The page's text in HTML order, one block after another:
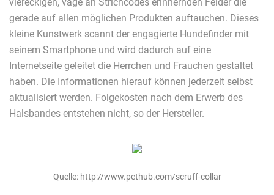
gerade auf allen möglichen Produkten auftauchen. Dieses
kleine Kunstwerk scannt der engagierte Hundefinder mit
seinem Smartphone und wird dadurch auf eine
Internetseite geleitet die Herrchen und Frauchen gestaltet
haben. Die Informationen hierauf können jederzeit selbst
aktualisiert werden. Folgekosten nach dem Erwerb des
Halsbandes entstehen nicht, so der Hersteller.
Quelle: http://www.pethub.com/scruff-collar